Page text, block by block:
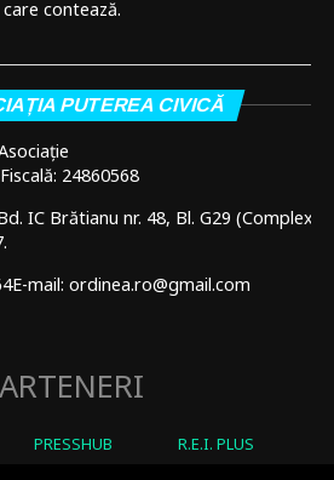
contează.
PUTEREA CIVICĂ
24860568
IC Brătianu nr. 48, Bl. G29 (Complex
E-mail: ordinea.ro@gmail.com
PRESSHUB R.E.I. PLUS